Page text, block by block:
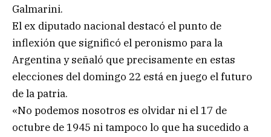
Galmarini.
El ex diputado nacional destacó el punto de
inflexión que significó el peronismo para la
Argentina y señaló que precisamente en estas
elecciones del domingo 22 está en juego el futuro
de la patria.
«No podemos nosotros es olvidar ni el 17 de
octubre de 1945 ni tampoco lo que ha sucedido a